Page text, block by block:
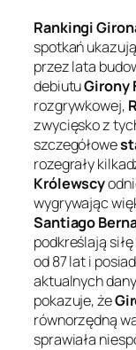
Rankingi
spotkań
przez lata
debiutuGirony
rozgrywkowej,
zwycięsko z
szczegółowe
rozegrały
Królewscy
wygrywając
Santiago
podkreślają siłę
od 87 lat i
aktualnych
pokazuje, że
równorzędną
sprawiała